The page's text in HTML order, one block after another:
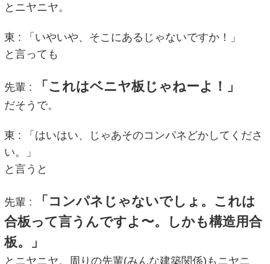
とニヤニヤ。
東 : 「いやいや、そこにあるじゃないですか！」
と言っても
先輩 : 「これはベニヤ板じゃねーよ！」
だそうで。
東 : 「はいはい、じゃあそのコンパネどかしてくださ
い。」
と言うと
先輩 :
「コンパネじゃないでしょ。これは
合板って言うんですよ〜。しかも構造用合
板。」
とニヤニヤ。周りの先輩(みんな建築関係)もニヤニ